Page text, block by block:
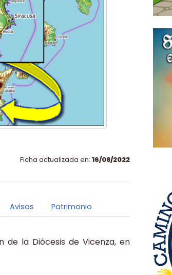
Ficha actualizada en: 16/08/2022
Avisos Patrimonio
de la Diócesis de Vicenza, en